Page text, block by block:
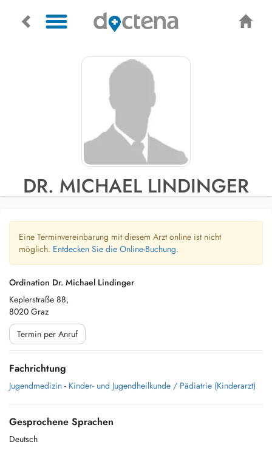
DR. MICHAEL LINDINGER
Eine Terminvereinbarung mit diesem Arzt online ist nicht
möglich. Entdecken Sie die Online-Buchung.
Ordination Dr. Michael Lindinger
Keplerstraße 88,
8020 Graz
Termin per Anruf
Fachrichtung
Jugendmedizin - Kinder- und Jugendheilkunde / Pädiatrie (Kinderarzt)
Gesprochene Sprachen
Deutsch